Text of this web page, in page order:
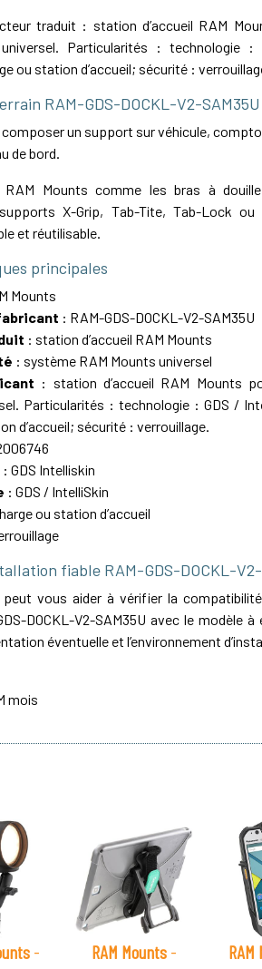
traduit : station d’accueil RAM
Particularités : technologie :
ou station d’accueil; sécurité :
RAM-GDS-DOCKL-V2-SAM35U
un support sur véhicule,
de bord.
Mounts comme les bras à
X-Grip, Tab-Tite, Tab-Lock
et réutilisable.
principales
Mounts
: RAM-GDS-DOCKL-V2-SAM35U
: station d’accueil RAM Mounts
: système RAM Mounts universel
: station d’accueil RAM Mounts
Particularités : technologie : GDS /
d’accueil; sécurité : verrouillage.
: GDS Intelliskin
: GDS / IntelliSkin
ou station d’accueil
fiable RAM-GDS-DOCKL-V2-
peut vous aider à vérifier la
DOCKL-V2-SAM35U avec le modèle
éventuelle et l’environnement
mois
-
RAM Mounts-
RAM